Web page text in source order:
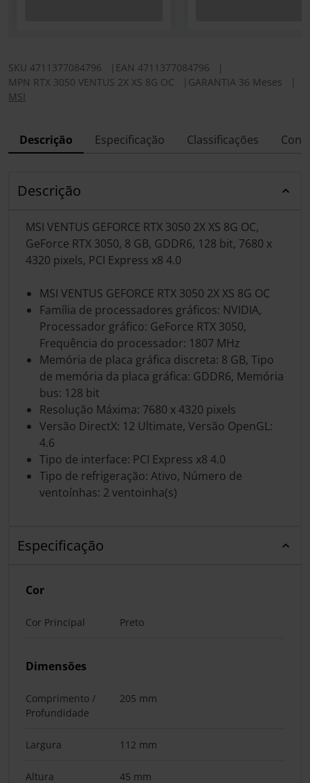
SKU 4711377084796 EAN 4711377084796
MPN RTX 3050 VENTUS 2X XS 8G OC GARANTIA 36 Meses
MSI
Descrição Especificação Classificações
Descrição
MSI VENTUS GEFORCE RTX 3050 2X XS 8G OC,
GeForce RTX 3050, 8 GB, GDDR6, 128 bit, 7680 x
4320 pixels, PCI Express x8 4.0
MSI VENTUS GEFORCE RTX 3050 2X XS 8G OC
Família de processadores gráficos: NVIDIA,
Processador gráfico: GeForce RTX 3050,
Frequência do processador: 1807 MHz
Memória de placa gráfica discreta: 8 GB, Tipo
de memória da placa gráfica: GDDR6, Memória
bus: 128 bit
Resolução Máxima: 7680 x 4320 pixels
Versão DirectX: 12 Ultimate, Versão OpenGL:
4.6
Tipo de interface: PCI Express x8 4.0
Tipo de refrigeração: Ativo, Número de
ventoínhas: 2 ventoinha(s)
Especificação
Cor
Cor Principal Preto
Dimensões
Comprimento /
Profundidade
205 mm
Largura 112 mm
Altura 45 mm